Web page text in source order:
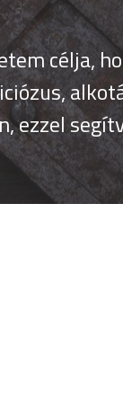
célja,
ezzel
célja,
ezzel